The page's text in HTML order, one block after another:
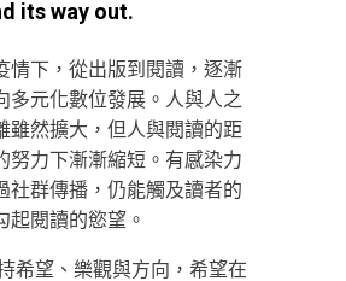
its way out.
情下，從出版到閱讀，逐漸
多元化數位發展。人與人之
雖然擴大，但人與閱讀的距
努力下漸漸縮短。有感染力
社群傳播，仍能觸及讀者的
起閱讀的慾望。
希望、樂觀與方向，希望在